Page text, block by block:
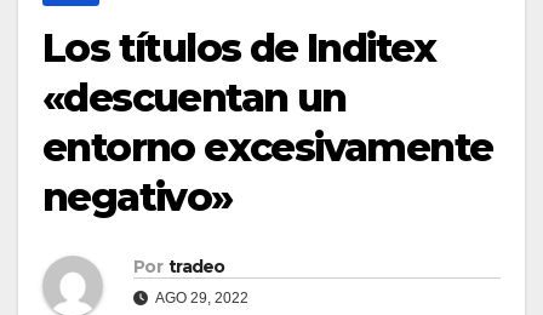
Los títulos de Inditex
«descuentan un
entorno excesivamente
negativo»
Por tradeo
AGO 29, 2022